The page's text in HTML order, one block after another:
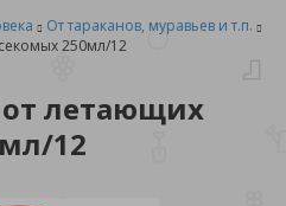
От тараканов, муравьев и т.п.
250мл/12
от летающих
12